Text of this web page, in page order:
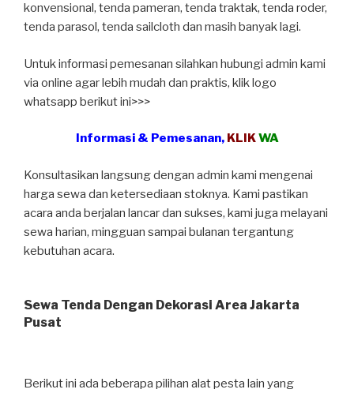
konvensional, tenda pameran, tenda traktak, tenda roder,
tenda parasol, tenda sailcloth dan masih banyak lagi.
Untuk informasi pemesanan silahkan hubungi admin kami
via online agar lebih mudah dan praktis, klik logo
whatsapp berikut ini>>>
Informasi & Pemesanan, KLIKWA
Konsultasikan langsung dengan admin kami mengenai
harga sewa dan ketersediaan stoknya. Kami pastikan
acara anda berjalan lancar dan sukses, kami juga melayani
sewa harian, mingguan sampai bulanan tergantung
kebutuhan acara.
Sewa Tenda Dengan Dekorasi Area Jakarta
Pusat
Berikut ini ada beberapa pilihan alat pesta lain yang